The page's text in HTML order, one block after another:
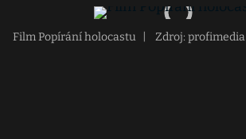
Film Popírání holocastu Zdroj: profimedia